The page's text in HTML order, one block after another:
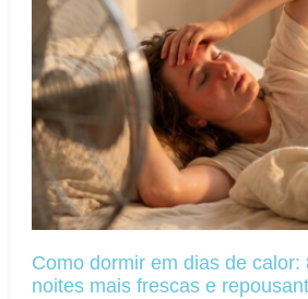
Como dormir em dias de calor:
noites mais frescas e